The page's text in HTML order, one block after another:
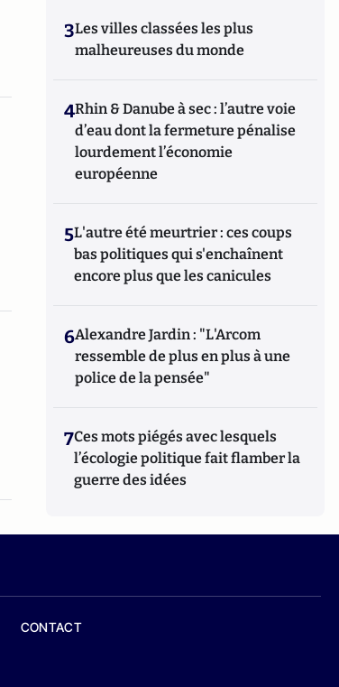
3Les villes classées les plus
malheureuses du monde
4Rhin & Danube à sec : l’autre voie
d’eau dont la fermeture pénalise
lourdement l’économie
européenne
5L'autre été meurtrier : ces coups
bas politiques qui s'enchaînent
encore plus que les canicules
6Alexandre Jardin : "L'Arcom
ressemble de plus en plus à une
police de la pensée"
7Ces mots piégés avec lesquels
l’écologie politique fait flamber la
guerre des idées
CONTACT